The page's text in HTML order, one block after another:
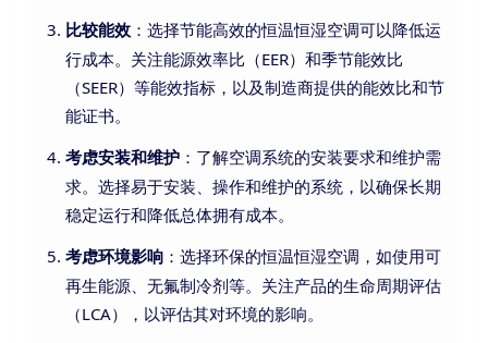
比较能效 ：选择节能高效的恒温恒湿空调可以降低运
行成本。关注能源效率比（EER）和季节能效比
（SEER）等能效指标，以及制造商提供的能效比和节
能证书。
考虑安装和维护 ：了解空调系统的安装要求和维护需
求。选择易于安装、操作和维护的系统，以确保长期
稳定运行和降低总体拥有成本。
考虑环境影响 ：选择环保的恒温恒湿空调，如使用可
再生能源、无氟制冷剂等。关注产品的生命周期评估
（LCA），以评估其对环境的影响。